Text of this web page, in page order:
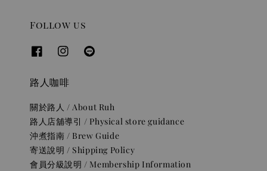
Follow us
路人咖啡
關於路人 / About Ruh
路人店舖導引 / Physical store guidance
沖煮指南 / Brew Guide
寄送說明 / Shipping Policy
會員分級說明 / Membership Information